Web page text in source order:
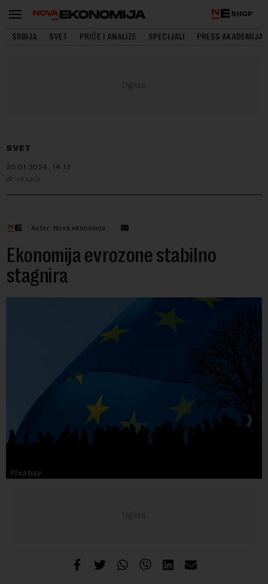
SHOP
SRBIJA SVET PRIČE I ANALIZE SPECIJALI PRESS AKADEMIJA
SVET
30.01.2024. 14:13
eKapija
Autor: Nova ekonomija
Ekonomija evrozone stabilno
stagnira
Pixabay